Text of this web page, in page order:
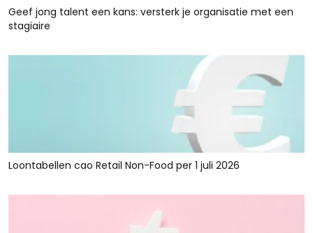
Geef jong talent een kans: versterk je organisatie met een
stagiaire
Loontabellen cao Retail Non-Food per 1 juli 2026